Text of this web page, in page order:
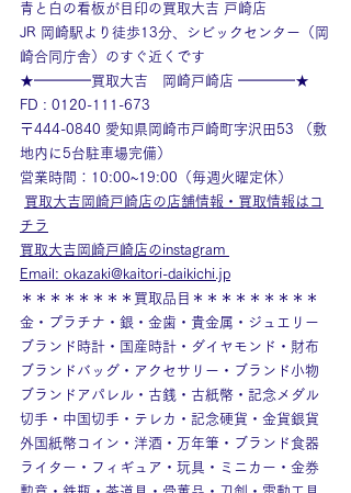
青と白の看板が目印の買取大吉 戸崎店
JR 岡崎駅より徒歩13分、シビックセンター（岡
崎合同庁舎）のすぐ近くです
★━━━━買取大吉　岡崎戸崎店 ━━━━★
FD : 0120-111-673
〒444-0840 愛知県岡崎市戸崎町字沢田53 （敷
地内に5台駐車場完備）
営業時間：10:00~19:00（毎週火曜定休）
買取大吉岡崎戸崎店の店舗情報・買取情報はコ
チラ
買取大吉岡崎戸崎店のinstagram
Email: okazaki@kaitori-daikichi.jp
＊＊＊＊＊＊＊＊買取品目＊＊＊＊＊＊＊＊＊
金・プラチナ・銀・金歯・貴金属・ジュエリー
ブランド時計・国産時計・ダイヤモンド・財布
ブランドバッグ・アクセサリー・ブランド小物
ブランドアパレル・古銭・古紙幣・記念メダル
切手・中国切手・テレカ・記念硬貨・金貨銀貨
外国紙幣コイン・洋酒・万年筆・ブランド食器
ライター・フィギュア・玩具・ミニカー・金券